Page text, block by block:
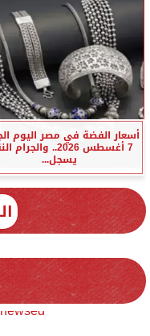
أسعار الفضة في مصر اليوم
7 أغسطس 2026..
يسجل...